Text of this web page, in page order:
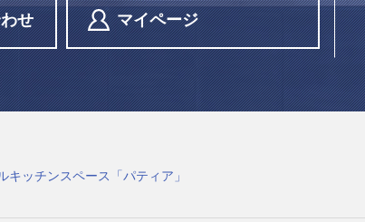
せ マイページ
キッチンスペース「パティア」